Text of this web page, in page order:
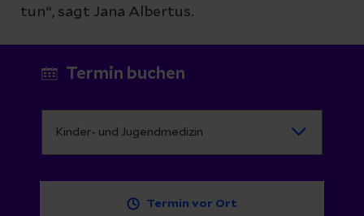
tun“, sagt Jana Albertus.
Termin buchen
Termin vor Ort